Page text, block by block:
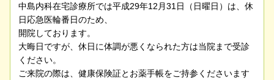
中島内科在宅診療所では平成29年12月31日（日曜日）は、休
日応急医輪番日のため、
開院しております。
大晦日ですが、休日に体調が悪くなられた方は当院まで受診
ください。
ご来院の際は、健康保険証とお薬手帳をご持参くださいます